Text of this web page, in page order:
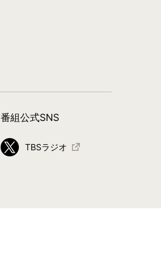
番組公式SNS
TBSラジオ